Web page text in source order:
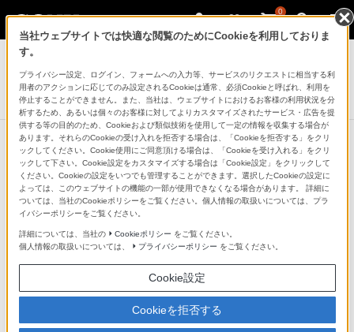
0
デジタルスチルカメラ Cyber-shot
デジタルスチルカメラ
RX1R(DSC-RX1R)
撮影・作品制作の効率と画質を追求
するソフトウェアシリーズ
「Imaging Edge（イメージング エ
ッジ）」
高品質なRAW現像や便利なPCテザリング、効率的な表
示/管理を可能にするソニー純正の新しいソフトウェアシ
当社ウェブサイトでは快適な閲覧のためにCookieを利用しておりま
す。
プライバシー設定、ログイン、フォームへの入力等、サービスのリクエストに相当する利
用者のアクションに応じてのみ設定されるCookieは通常、必須Cookieと呼ばれ、利用を
停止することができません。また、当社は、ウェブサイトにおけるお客様の利用状況を分
析するため、あるいは個々のお客様に対してよりカスタマイズされたサービス・広告を提
供する等の目的のため、Cookieおよび類似技術を使用して一定の情報を収集する場合が
あります。それらのCookieの受け入れを拒否する場合は、「Cookieを拒否する」をクリ
ックしてください。Cookie使用にご同意頂ける場合は、「Cookieを受け入れる」をクリ
ックして下さい。Cookie設定をカスタマイズする場合は「Cookie設定」をクリックして
ください。Cookieの設定をいつでも管理することができます。選択したCookieの設定に
よっては、このウェブサイトの機能の一部が使用できなくなる場合があります。 詳細に
ついては、当社のCookieポリシーをご覧ください。個人情報の取扱いについては、プラ
イバシーポリシーをご覧ください。
詳細については、当社の Cookieポリシー をご覧ください。
個人情報の取扱いについては、
プライバシーポリシー をご覧ください。
Cookie設定
Cookieを拒否する